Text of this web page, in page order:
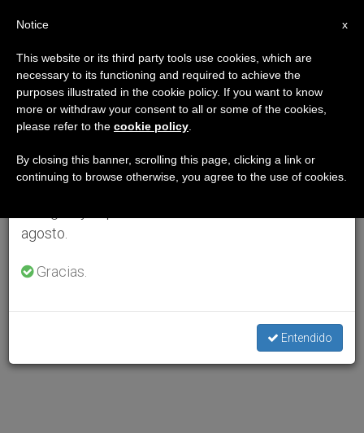
×
Aviso importante
Del 27 de julio al 7 de agosto haremos la pausa
anual, aprovechando que en el periodo de verano
se generan menos informaciones y también el
agosto.
Gracias.
Entendido
x
Notice
This website or its third party tools use cookies, which are
necessary to its functioning and required to achieve the
purposes illustrated in the cookie policy. If you want to know
more or withdraw your consent to all or some of the cookies,
please refer to the cookie policy
By closing this banner, scrolling this page, clicking a link or
continuing to browse otherwise, you agree to the use of cookies.